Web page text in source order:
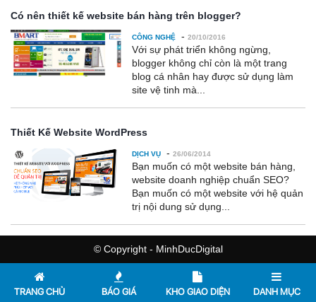
Có nên thiết kế website bán hàng trên blogger?
CÔNG NGHỆ - 20/10/2016
Với sự phát triển không ngừng,
blogger không chỉ còn là một trang
blog cá nhân hay được sử dụng làm
site vệ tinh mà...
Thiết Kế Website WordPress
DỊCH VỤ - 26/06/2014
Bạn muốn có một website bán hàng,
website doanh nghiệp chuẩn SEO?
Bạn muốn có một website với hệ quản
trị nội dung sử dụng...
© Copyright - MinhDucDigital
TRANG CHỦ BÁO GIÁ KHO GIAO DIỆN DANH MỤC